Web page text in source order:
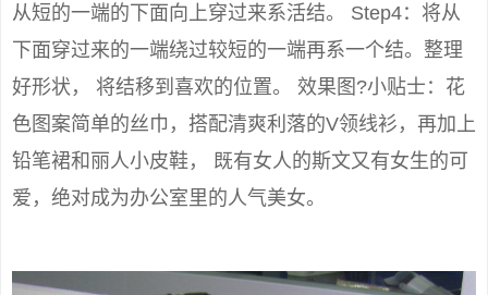
从短的一端的下面向上穿过来系活结。 Step4：将从
下面穿过来的一端绕过较短的一端再系一个结。整理
好形状， 将结移到喜欢的位置。 效果图?小贴士：花
色图案简单的丝巾，搭配清爽利落的V领线衫，再加上
铅笔裙和丽人小皮鞋， 既有女人的斯文又有女生的可
爱，绝对成为办公室里的人气美女。